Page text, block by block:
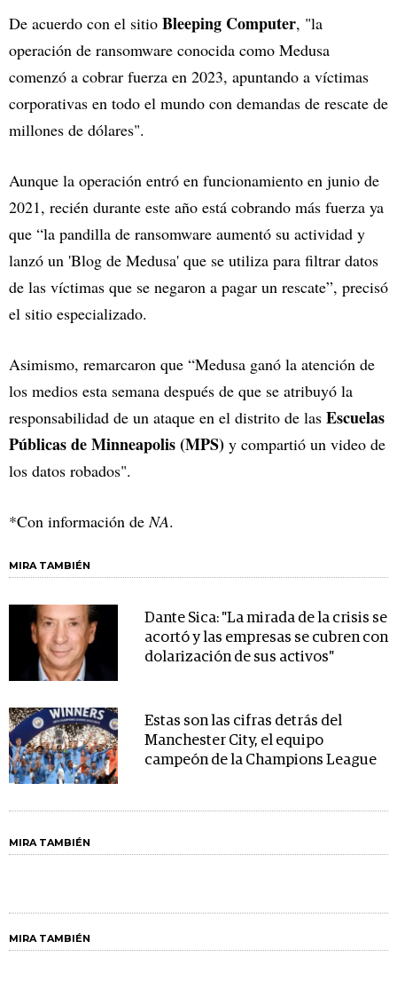
De acuerdo con el sitio Bleeping Computer, "la
operación de ransomware conocida como Medusa
comenzó a cobrar fuerza en 2023, apuntando a víctimas
corporativas en todo el mundo con demandas de rescate de
millones de dólares".
Aunque la operación entró en funcionamiento en junio de
2021, recién durante este año está cobrando más fuerza ya
que “la pandilla de ransomware aumentó su actividad y
lanzó un 'Blog de Medusa' que se utiliza para filtrar datos
de las víctimas que se negaron a pagar un rescate”, precisó
el sitio especializado.
Asimismo, remarcaron que “Medusa ganó la atención de
los medios esta semana después de que se atribuyó la
responsabilidad de un ataque en el distrito de las Escuelas
Públicas de Minneapolis (MPS) y compartió un video de
los datos robados".
*Con información deNA.
MIRA TAMBIÉN
Dante Sica: "La mirada de la crisis se
acortó y las empresas se cubren con
dolarización de sus activos"
Estas son las cifras detrás del
Manchester City, el equipo
campeón de la Champions League
MIRA TAMBIÉN
MIRA TAMBIÉN